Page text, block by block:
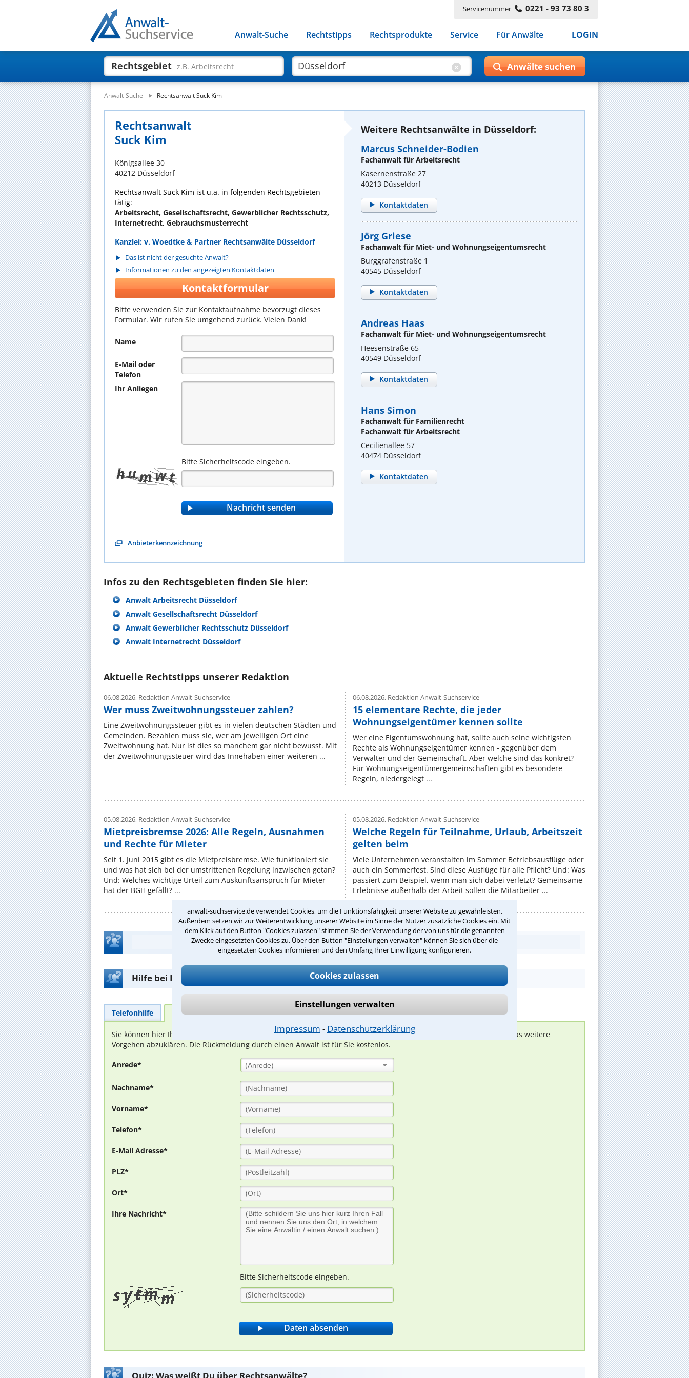
anwalt-suchservice.de verwendet Cookies, um die Funktionsfähigkeit unserer Website zu gewährleisten.
Außerdem setzen wir zur Weiterentwicklung unserer Website im Sinne der Nutzer zusätzliche Cookies ein. Mit
dem Klick auf den Button "Cookies zulassen" stimmen Sie der Verwendung der von uns für die genannten
Zwecke eingesetzten Cookies zu. Über den Button "Einstellungen verwalten" können Sie sich über die
eingesetzten Cookies informieren und den Umfang Ihrer Einwilligung konfigurieren.
Cookies zulassen
Einstellungen verwalten
Impressum ⁃ Datenschutzerklärung
Servicenummer 0221 - 93 73 80 3
Anwalt-Suche Rechtstipps Rechtsprodukte Service Für Anwälte LOGIN
Rechtsgebiet z.B. Arbeitsrecht
Anwalt-Suche Rechtsanwalt Suck Kim
Rechtsanwalt
Suck Kim
Königsallee 30
40212 Düsseldorf
Rechtsanwalt Suck Kim ist u.a. in folgenden Rechtsgebieten
tätig:
Arbeitsrecht, Gesellschaftsrecht, Gewerblicher Rechtsschutz,
Internetrecht, Gebrauchsmusterrecht
Kanzlei: v. Woedtke & Partner Rechtsanwälte Düsseldorf
Das ist nicht der gesuchte Anwalt?
Informationen zu den angezeigten Kontaktdaten
Kontaktformular
Bitte verwenden Sie zur Kontaktaufnahme bevorzugt dieses
Formular. Wir rufen Sie umgehend zurück. Vielen Dank!
Name
E-Mail oder
Telefon
Ihr Anliegen
Bitte Sicherheitscode eingeben.
Anbieterkennzeichnung
Weitere Rechtsanwälte in Düsseldorf:
Marcus Schneider-Bodien
Fachanwalt für Arbeitsrecht
Kasernenstraße 27
40213 Düsseldorf
Kontaktdaten
Jörg Griese
Fachanwalt für Miet- und Wohnungseigentumsrecht
Burggrafenstraße 1
40545 Düsseldorf
Kontaktdaten
Andreas Haas
Fachanwalt für Miet- und Wohnungseigentumsrecht
Heesenstraße 65
40549 Düsseldorf
Kontaktdaten
Hans Simon
Fachanwalt für Familienrecht
Fachanwalt für Arbeitsrecht
Cecilienallee 57
40474 Düsseldorf
Kontaktdaten
Infos zu den Rechtsgebieten finden Sie hier:
Anwalt Arbeitsrecht Düsseldorf
Anwalt Gesellschaftsrecht Düsseldorf
Anwalt Gewerblicher Rechtsschutz Düsseldorf
Anwalt Internetrecht Düsseldorf
Aktuelle Rechtstipps unserer Redaktion
06.08.2026, Redaktion Anwalt-Suchservice
Wer muss Zweitwohnungssteuer zahlen?
Eine Zweitwohnungssteuer gibt es in vielen deutschen Städten und
Gemeinden. Bezahlen muss sie, wer am jeweiligen Ort eine
Zweitwohnung hat. Nur ist dies so manchem gar nicht bewusst. Mit
der Zweitwohnungssteuer wird das Innehaben einer weiteren ...
06.08.2026,Redaktion Anwalt-Suchservice
15 elementare Rechte, die jeder
Wohnungseigentümer kennen sollte
Wer eine Eigentumswohnung hat, sollte auch seine wichtigsten
Rechte als Wohnungseigentümer kennen - gegenüber dem
Verwalter und der Gemeinschaft. Aber welche sind das konkret?
Für Wohnungseigentümergemeinschaften gibt es besondere
Regeln, niedergelegt ...
05.08.2026, Redaktion Anwalt-Suchservice
Mietpreisbremse 2026: Alle Regeln, Ausnahmen
und Rechte für Mieter
Seit 1. Juni 2015 gibt es die Mietpreisbremse. Wie funktioniert sie
und was hat sich bei der umstrittenen Regelung inzwischen getan?
Und: Welches wichtige Urteil zum Auskunftsanspruch für Mieter
hat der BGH gefällt? ...
05.08.2026,Redaktion Anwalt-Suchservice
Welche Regeln für Teilnahme, Urlaub, Arbeitszeit
gelten beim
Viele Unternehmen veranstalten im Sommer Betriebsausflüge oder
auch ein Sommerfest. Sind diese Ausflüge für alle Pflicht? Und: Was
passiert zum Beispiel, wenn man sich dabei verletzt? Gemeinsame
Erlebnisse außerhalb der Arbeit sollen die Mitarbeiter ...
Teste Dein Rechtswissen
Hilfe bei Ihrer Anwaltsuche?
Telefonhilfe Beratungsanfrage
Sie können hier Ihren Fall schildern. Anschließend werden sich spezialisierte Rechtsanwälte bei Ihnen melden, um das weitere
Vorgehen abzuklären. Die Rückmeldung durch einen Anwalt ist für Sie kostenlos.
Anrede* (Anrede)
Nachname*
Vorname*
Telefon*
E-Mail Adresse*
PLZ*
Ort*
Ihre Nachricht*
Bitte Sicherheitscode eingeben.